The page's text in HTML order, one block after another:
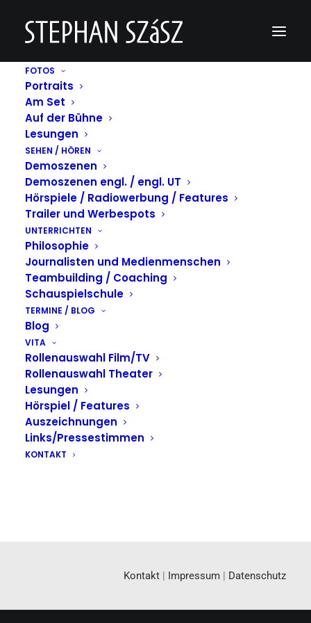
FOTOS
Portraits
Am Set
Auf der Bühne
Lesungen
SEHEN / HÖREN
Demoszenen
Demoszenen engl. / engl. UT
Hörspiele / Radiowerbung / Features
Trailer und Werbespots
UNTERRICHTEN
Philosophie
Journalisten und Medienmenschen
Teambuilding / Coaching
Schauspielschule
TERMINE / BLOG
Blog
VITA
Rollenauswahl Film/TV
Rollenauswahl Theater
Lesungen
Hörspiel / Features
Auszeichnungen
Links/Pressestimmen
KONTAKT
B2B912C6-443E-4903-A05E-BB227A03AC59
Home
B2B912C6-443E-4903-A05E-BB227A03AC59
B2B912C6-443E-4903-A05E-BB227A03AC59
Kontakt | Impressum | Datenschutz